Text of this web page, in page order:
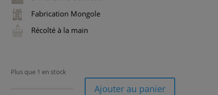
Fabrication Mongole
Récolté à la main
Plus que 1 en stock
Ajouter au panier